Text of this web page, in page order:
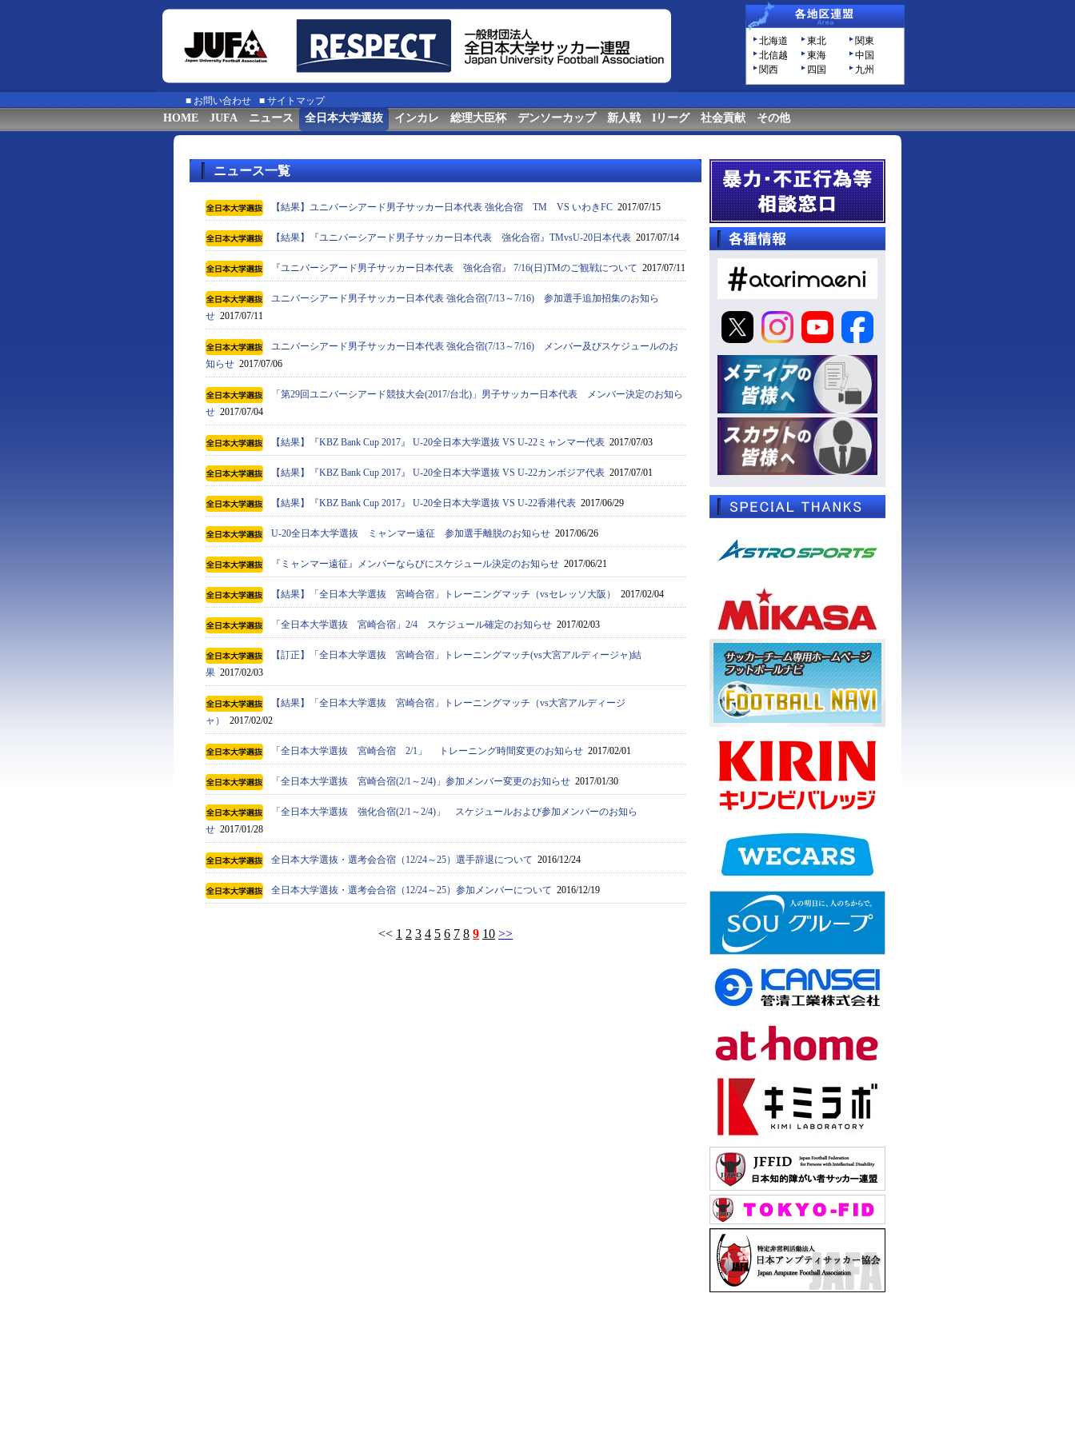
北海道 東北
関東
北信越
東海
中国
関西
四国 九州
■ お問い合わせ ■ サイトマップ
HOME JUFA ニュース 全日本大学選抜 インカレ 総理大臣杯 デンソーカップ 新人戦 Iリーグ 社会貢献 その他
ニュース一覧
【結果】ユニバーシアード男子サッカー日本代表 強化合宿 TM VS いわきFC 2017/07/15
【結果】『ユニバーシアード男子サッカー日本代表 強化合宿』TMvsU-20日本代表 2017/07/14
『ユニバーシアード男子サッカー日本代表 強化合宿』 7/16(日)TMのご観戦について 2017/07/11
ユニバーシアード男子サッカー日本代表 強化合宿(7/13～7/16) 参加選手追加招集のお知ら
せ 2017/07/11
ユニバーシアード男子サッカー日本代表 強化合宿(7/13～7/16) メンバー及びスケジュールのお
知らせ 2017/07/06
「第29回ユニバーシアード競技大会(2017/台北)」男子サッカー日本代表 メンバー決定のお知ら
せ 2017/07/04
【結果】『KBZ Bank Cup 2017』 U-20全日本大学選抜 VS U-22ミャンマー代表 2017/07/03
【結果】『KBZ Bank Cup 2017』 U-20全日本大学選抜 VS U-22カンボジア代表 2017/07/01
【結果】『KBZ Bank Cup 2017』 U-20全日本大学選抜 VS U-22香港代表 2017/06/29
U-20全日本大学選抜 ミャンマー遠征 参加選手離脱のお知らせ 2017/06/26
『ミャンマー遠征』メンバーならびにスケジュール決定のお知らせ 2017/06/21
【結果】「全日本大学選抜 宮崎合宿」トレーニングマッチ（vsセレッソ大阪） 2017/02/04
「全日本大学選抜 宮崎合宿」2/4 スケジュール確定のお知らせ 2017/02/03
【訂正】「全日本大学選抜 宮崎合宿」トレーニングマッチ(vs大宮アルディージャ)結
果 2017/02/03
【結果】「全日本大学選抜 宮崎合宿」トレーニングマッチ（vs大宮アルディージ
ャ）
2017/02/02
「全日本大学選抜 宮崎合宿 2/1」 トレーニング時間変更のお知らせ 2017/02/01
「全日本大学選抜 宮崎合宿(2/1～2/4)」参加メンバー変更のお知らせ 2017/01/30
「全日本大学選抜 強化合宿(2/1～2/4)」 スケジュールおよび参加メンバーのお知ら
せ 2017/01/28
全日本大学選抜・選考会合宿（12/24～25）選手辞退について 2016/12/24
全日本大学選抜・選考会合宿（12/24～25）参加メンバーについて 2016/12/19
<< 1 2 3 4 5 6 7 8 9 10 >>